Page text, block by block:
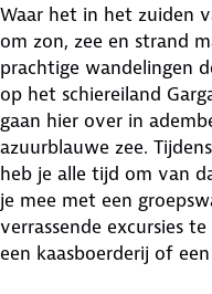
Waar het in het zuiden
om zon, zee en strand
prachtige wandelingen
op het schiereiland
gaan hier over in
azuurblauwe zee.
heb je alle tijd om van
je mee met een
verrassende excursies
een kaasboerderij of